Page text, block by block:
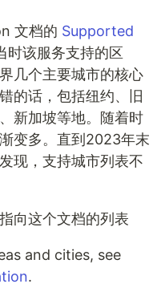
文档的 Supported
时该服务支持的区
几个主要城市的核心
的话，包括纽约、旧
新加坡等地。随着时
变多。直到2023年末
现，支持城市列表不
向这个文档的列表
and cities, see
.